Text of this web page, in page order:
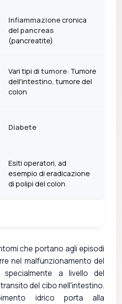
Infiammazionecronica
del pancreas
(pancreatite)
Vari tipi di tumore: Tumore
dell'intestino, tumore del
colon
Diabete
Esiti operatori, ad
esempio di eradicazione
di polipi del colon
che portano agli episodi
nel malfunzionamento del
specialmente a livello del
del cibo nell'intestino.
idrico porta alla